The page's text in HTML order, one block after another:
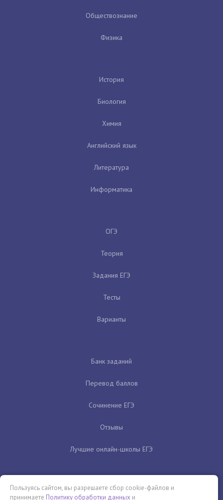
Обществознание
Физика
История
Биология
Химия
Английский язык
Литература
Информатика
ОГЭ
Теория
Задания ЕГЭ
Тесты
Варианты
Банк заданий
Перевод баллов
Сочинение ЕГЭ
Отзывы
Лучшие онлайн-школы ЕГЭ
Пользуясь сайтом, вы разрешаете сбор cookie-файлов и
принимаете Политику обработки данных и